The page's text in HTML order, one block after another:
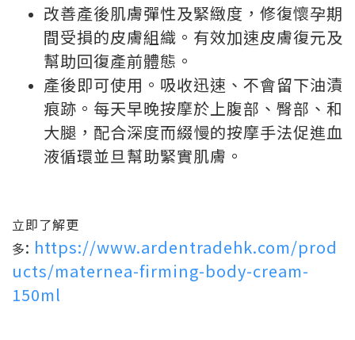
改善產後肌膚彈性及緊緻度，修復懷孕期
間受損的皮膚組織。有效加速皮膚復元及
幫助回復產前體態。
產後即可使用。吸收迅速、不會留下油漬
痕跡。 每天早晚按摩於上腹部、臀部、和
大腿，配合深度而綴慢的按摩手法促進血
液循環並旦幫助緊實肌膚。
立即了解更
多: https://www.ardentradehk.com/prod
ucts/maternea-firming-body-cream-
150ml